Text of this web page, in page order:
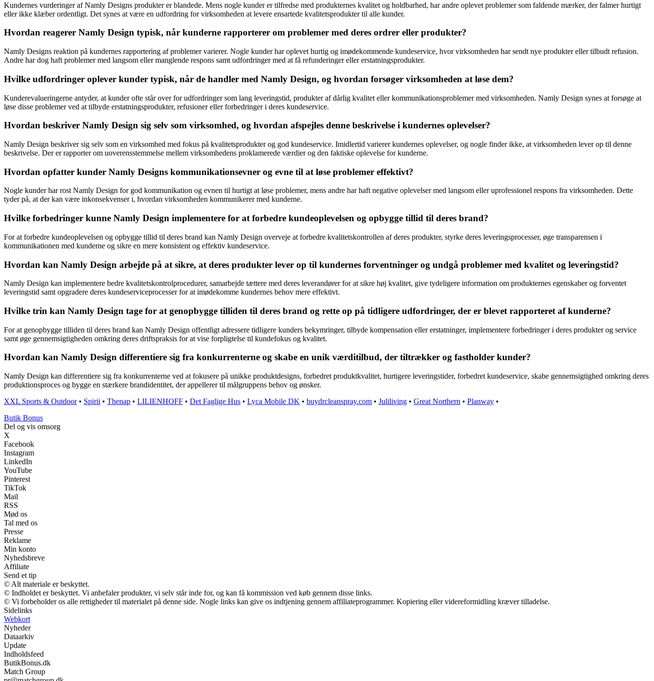
Kundernes vurderinger af Namly Designs produkter er blandede. Mens nogle kunder er tilfredse med produkternes kvalitet og holdbarhed, har andre oplevet problemer som faldende mærker, der falmer hurtigt
eller ikke klæber ordentligt. Det synes at være en udfordring for virksomheden at levere ensartede kvalitetsprodukter til alle kunder.
Hvordan reagerer Namly Design typisk, når kunderne rapporterer om problemer med deres ordrer eller produkter?
Namly Designs reaktion på kundernes rapportering af problemer varierer. Nogle kunder har oplevet hurtig og imødekommende kundeservice, hvor virksomheden har sendt nye produkter eller tilbudt refusion.
Andre har dog haft problemer med langsom eller manglende respons samt udfordringer med at få refunderinger eller erstatningsprodukter.
Hvilke udfordringer oplever kunder typisk, når de handler med Namly Design, og hvordan forsøger virksomheden at løse dem?
Kunderevalueringerne antyder, at kunder ofte står over for udfordringer som lang leveringstid, produkter af dårlig kvalitet eller kommunikationsproblemer med virksomheden. Namly Design synes at forsøge at
løse disse problemer ved at tilbyde erstatningsprodukter, refusioner eller forbedringer i deres kundeservice.
Hvordan beskriver Namly Design sig selv som virksomhed, og hvordan afspejles denne beskrivelse i kundernes oplevelser?
Namly Design beskriver sig selv som en virksomhed med fokus på kvalitetsprodukter og god kundeservice. Imidlertid varierer kundernes oplevelser, og nogle finder ikke, at virksomheden lever op til denne
beskrivelse. Der er rapporter om uoverensstemmelse mellem virksomhedens proklamerede værdier og den faktiske oplevelse for kunderne.
Hvordan opfatter kunder Namly Designs kommunikationsevner og evne til at løse problemer effektivt?
Nogle kunder har rost Namly Design for god kommunikation og evnen til hurtigt at løse problemer, mens andre har haft negative oplevelser med langsom eller uprofessionel respons fra virksomheden. Dette
tyder på, at der kan være inkonsekvenser i, hvordan virksomheden kommunikerer med kunderne.
Hvilke forbedringer kunne Namly Design implementere for at forbedre kundeoplevelsen og opbygge tillid til deres brand?
For at forbedre kundeoplevelsen og opbygge tillid til deres brand kan Namly Design overveje at forbedre kvalitetskontrollen af deres produkter, styrke deres leveringsprocesser, øge transparensen i
kommunikationen med kunderne og sikre en mere konsistent og effektiv kundeservice.
Hvordan kan Namly Design arbejde på at sikre, at deres produkter lever op til kundernes forventninger og undgå problemer med kvalitet og leveringstid?
Namly Design kan implementere bedre kvalitetskontrolprocedurer, samarbejde tættere med deres leverandører for at sikre høj kvalitet, give tydeligere information om produkternes egenskaber og forventet
leveringstid samt opgradere deres kundeserviceprocesser for at imødekomme kundernes behov mere effektivt.
Hvilke trin kan Namly Design tage for at genopbygge tilliden til deres brand og rette op på tidligere udfordringer, der er blevet rapporteret af kunderne?
For at genopbygge tilliden til deres brand kan Namly Design offentligt adressere tidligere kunders bekymringer, tilbyde kompensation eller erstatninger, implementere forbedringer i deres produkter og service
samt øge gennemsigtigheden omkring deres driftspraksis for at vise forpligtelse til kundefokus og kvalitet.
Hvordan kan Namly Design differentiere sig fra konkurrenterne og skabe en unik værditilbud, der tiltrækker og fastholder kunder?
Namly Design kan differentiere sig fra konkurrenterne ved at fokusere på unikke produktdesigns, forbedret produktkvalitet, hurtigere leveringstider, forbedret kundeservice, skabe gennemsigtighed omkring deres
produktionsproces og bygge en stærkere brandidentitet, der appellerer til målgruppens behov og ønsker.
XXL Sports & Outdoor• Spirii • Thenap • LILIENHOFF • Det Faglige Hus • Lyca Mobile DK • buydrcleanspray.com • Juliliving • Great Northern • Planway •
Butik Bonus
Del og vis omsorg
X
Facebook
Instagram
LinkedIn
YouTube
Pinterest
TikTok
Mail
RSS
Mød os
Tal med os
Presse
Reklame
Min konto
Nyhedsbreve
Affiliate
Send et tip
© Alt materiale er beskyttet.
© Indholdet er beskyttet. Vi anbefaler produkter, vi selv står inde for, og kan få kommission ved køb gennem disse links.
© Vi forbeholder os alle rettigheder til materialet på denne side. Nogle links kan give os indtjening gennem affiliateprogrammer. Kopiering eller videreformidling kræver tilladelse.
Sidelinks
Webkort
Nyheder
Dataarkiv
Update
Indholdsfeed
ButikBonus.dk
Match Group